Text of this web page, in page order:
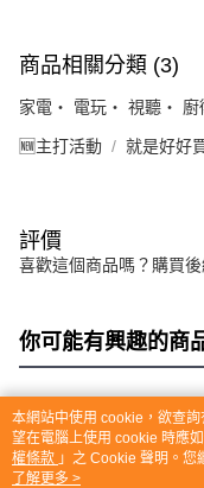
商品相關分類 (3)
家電・ 電玩・ 視聽・ 廚
🆕主打活動 就是好好
評價
喜歡這個商品嗎？購買
你可能有興趣的商
熱門標籤
本網站中使用 cookie，欲查
望在電腦上使用 cookie 時應
權條款 」之 Cookie 聲明。您
用條款之 Cookie 聲明使用
了解更多 >